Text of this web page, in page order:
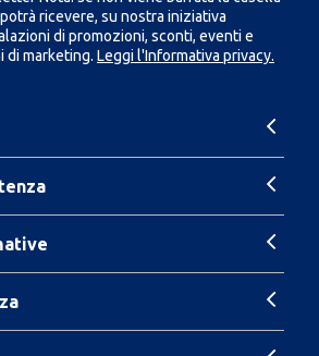
ricevere, su nostra iniziativa
di promozioni, sconti, eventi e
di marketing. Leggi l'Informativa privacy.